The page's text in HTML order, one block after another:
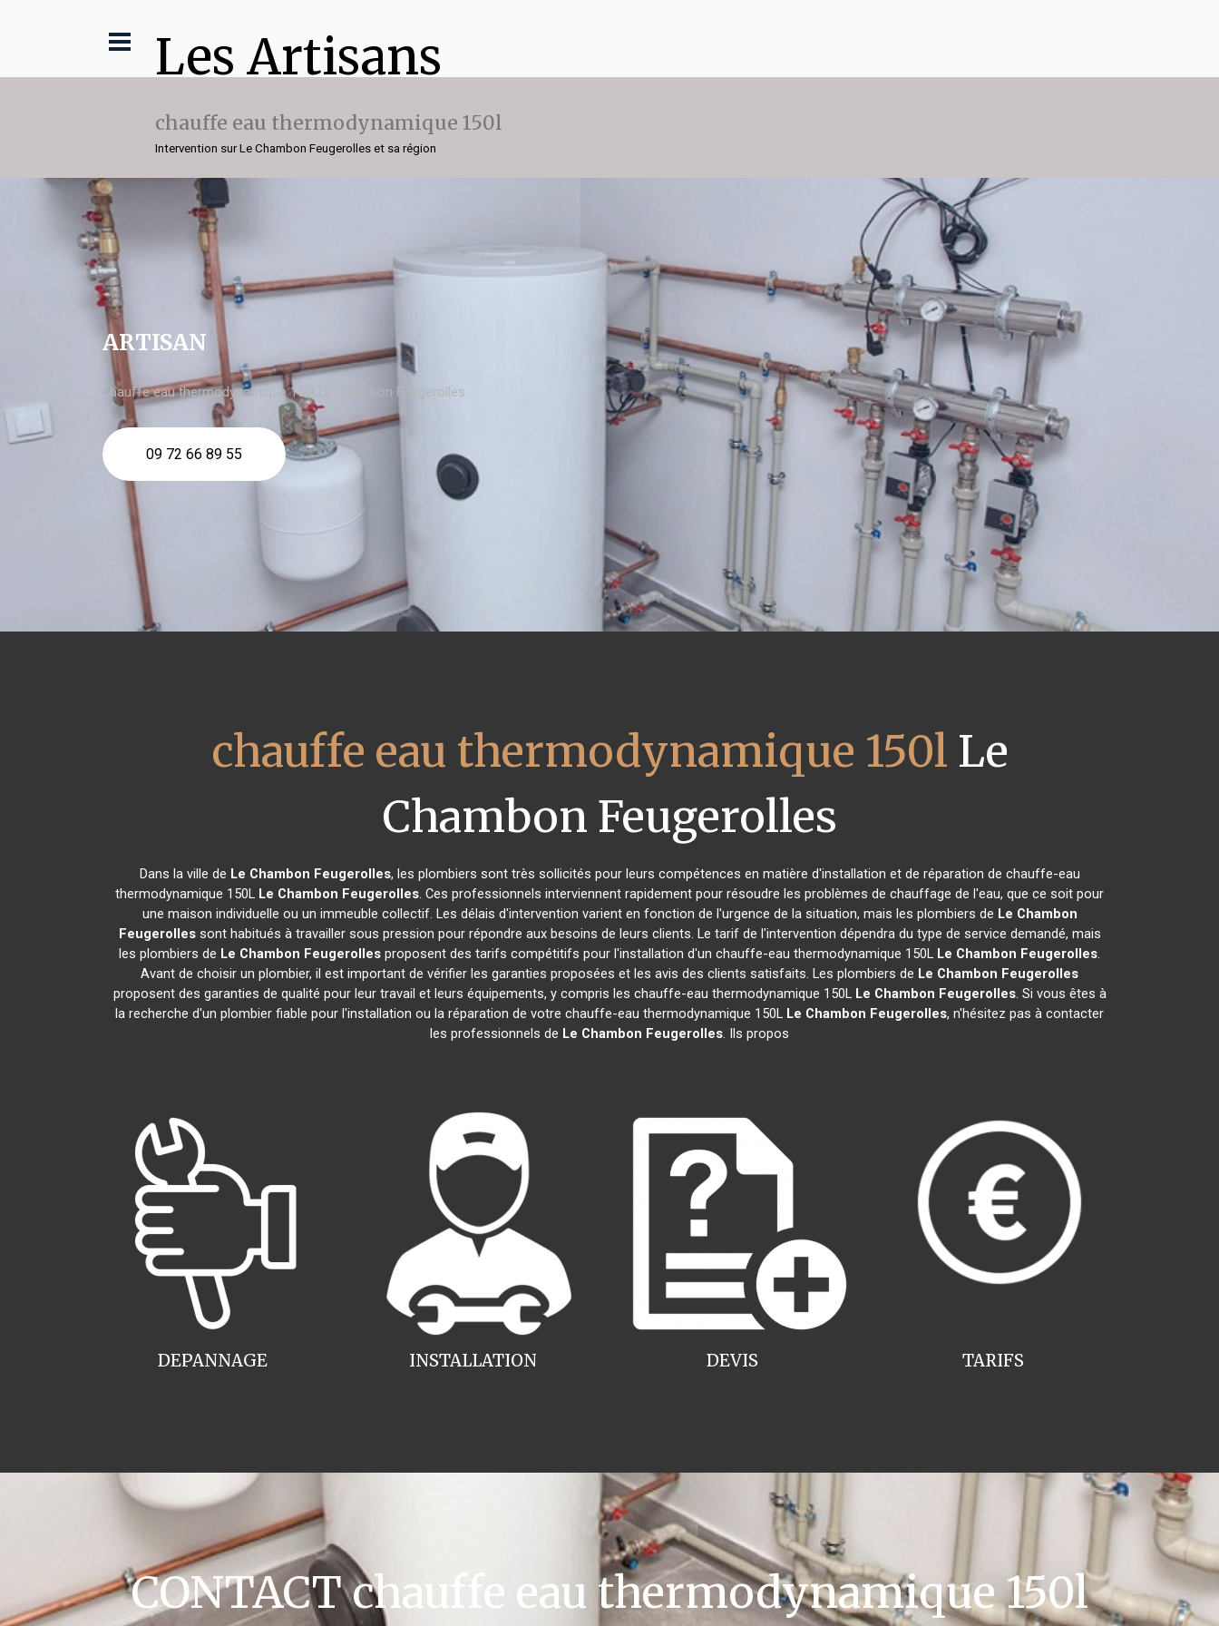
Les Artisans
chauffe eau thermodynamique 150l
Intervention sur Le Chambon Feugerolles et sa région
ARTISAN
chauffe eau thermodynamique 150l Le Chambon Feugerolles
09 72 66 89 55
chauffe eau thermodynamique 150l Le
Chambon Feugerolles
Dans la ville de Le Chambon Feugerolles, les plombiers sont très sollicités pour leurs compétences en matière d'installation et de réparation de chauffe-eau
thermodynamique 150L Le Chambon Feugerolles. Ces professionnels interviennent rapidement pour résoudre les problèmes de chauffage de l'eau, que ce soit pour
une maison individuelle ou un immeuble collectif. Les délais d'intervention varient en fonction de l'urgence de la situation, mais les plombiers de Le Chambon
Feugerollessont habitués à travailler sous pression pour répondre aux besoins de leurs clients. Le tarif de l'intervention dépendra du type de service demandé, mais
les plombiers de Le Chambon Feugerolles proposent des tarifs compétitifs pour l'installation d'un chauffe-eau thermodynamique 150L Le Chambon Feugerolles.
Avant de choisir un plombier, il est important de vérifier les garanties proposées et les avis des clients satisfaits. Les plombiers de Le Chambon Feugerolles
proposent des garanties de qualité pour leur travail et leurs équipements, y compris les chauffe-eau thermodynamique 150L Le Chambon Feugerolles. Si vous êtes à
la recherche d'un plombier fiable pour l'installation ou la réparation de votre chauffe-eau thermodynamique 150L Le Chambon Feugerolles, n'hésitez pas à contacter
les professionnels de Le Chambon Feugerolles. Ils propos
INSTALLATION
DEPANNAGE TARIFS
DEVIS
CONTACT chauffe eau thermodynamique 150l